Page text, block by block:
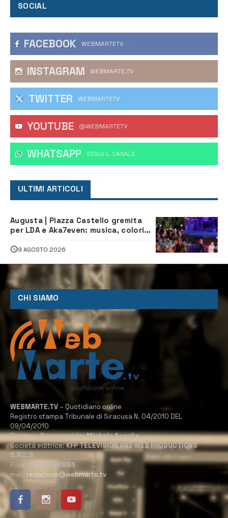
SOCIAL
FACEBOOK WEBMARTETV
INSTAGRAM WEBMARTE.TV
TWITTER WEBMARTETV
YOUTUBE @WEBMARTETV
WHATSAPP ‎SEGUI IL CANALE
ULTIMI ARTICOLI
Augusta | Piazza Castello gremita
per LDA e Aka7even: musica, colori
9 AGOSTO 2026
CHI SIAMO
WEBMARTE.TV – Quotidiano online
Registro stampa Tribunale di Siracusa N. 04/2010 DEL
09/04/2010
Direttore Responsabile:Michele Accolla
Società editrice:KFP TELEVISION AND WEB PRODUCTIONS
S.R.L.S.
P.Iva: 02184950893
mail: redazione@webmarte.tv